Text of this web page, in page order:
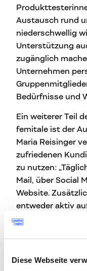
Diese Webseite
Austausch rund
niederschwellig
Unterstützung
zugänglich
Unternehmen
Bedürfnisse und
Ein weiterer Teil
femitale ist der
Maria Reisinger
zufriedenen
zu nutzen:
Mail, über Social
Website.
entweder aktiv
nach Kauf per E-
mit ihrer
Auf Instagram